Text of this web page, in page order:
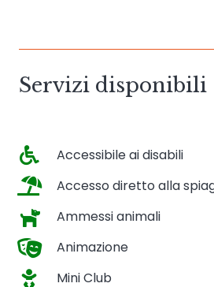
Servizi disponibili
Accessibile ai disabili
Accesso diretto alla
Ammessi animali
Animazione
Mini Club